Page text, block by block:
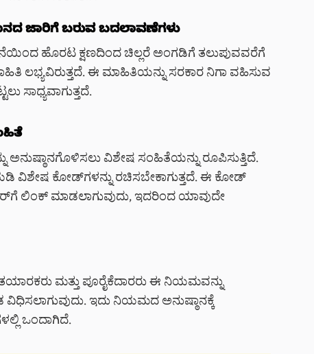
ಜಾರಿಗೆ ಬರುವ ಬದಲಾವಣೆಗಳು
ಹೊರಟ ಕ್ಷಣದಿಂದ ಚಿಲ್ಲರೆ ಅಂಗಡಿಗೆ ತಲುಪುವವರೆಗೆ
ಲಭ್ಯವಿರುತ್ತದೆ. ಈ ಮಾಹಿತಿಯನ್ನು ಸರಕಾರ ನಿಗಾ ವಹಿಸುವ
ಸಾಧ್ಯವಾಗುತ್ತದೆ.
ವಿಶೇಷ ಸಂಹಿತೆಯನ್ನು ರೂಪಿಸುತ್ತಿದೆ.
ವಿಶೇಷ ಕೋಡ್‌ಗಳನ್ನು ರಚಿಸಬೇಕಾಗುತ್ತದೆ. ಈ ಕೋಡ್
ಲಿಂಕ್ ಮಾಡಲಾಗುವುದು, ಇದರಿಂದ ಯಾವುದೇ
ಮತ್ತು ಪೂರೈಕೆದಾರರು ಈ ನಿಯಮವನ್ನು
ವಿಧಿಸಲಾಗುವುದು. ಇದು ನಿಯಮದ ಅನುಷ್ಠಾನಕ್ಕೆ
ಒಂದಾಗಿದೆ.